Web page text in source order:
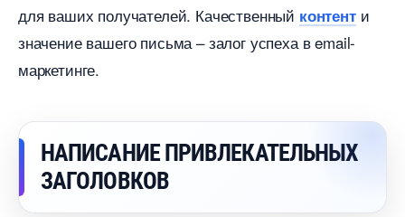
для ваших получателей. Качественный контенти
значение вашего письма – залог успеха в email-
маркетинге.
НАПИСАНИЕ ПРИВЛЕКАТЕЛЬНЫХ
ЗАГОЛОВКО